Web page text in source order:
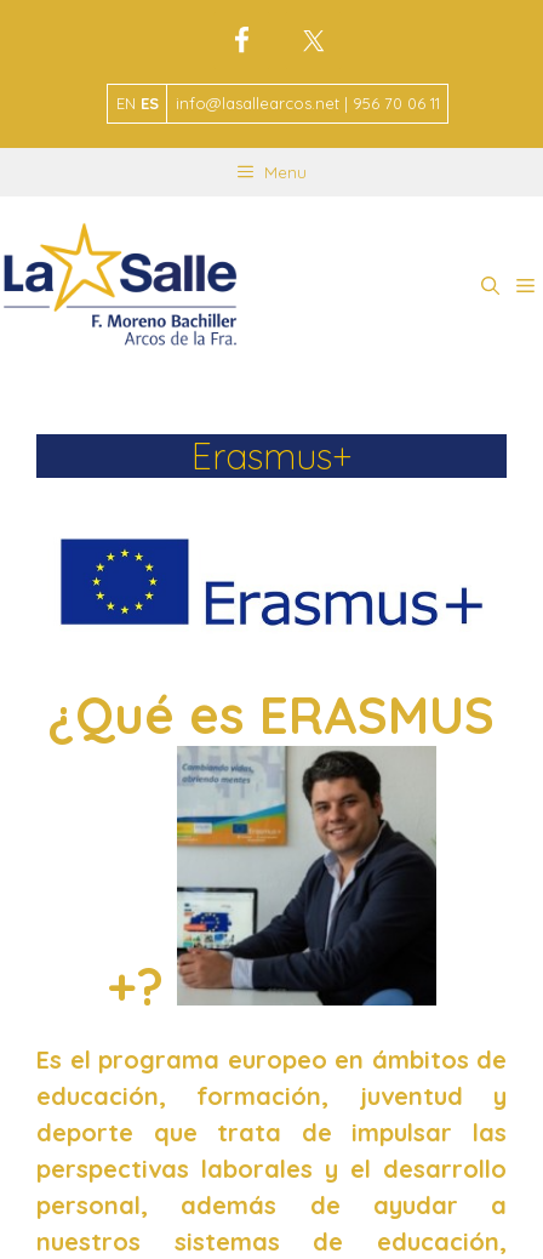
EN ES info@lasallearcos.net | 956 70 06 11
Menu
Erasmus+
¿Qué es ERASMUS
+?
Es el programa europeo en ámbitos de
educación, formación, juventud y
deporte que trata de impulsar las
perspectivas laborales y el desarrollo
personal, además de ayudar a
nuestros sistemas de educación,